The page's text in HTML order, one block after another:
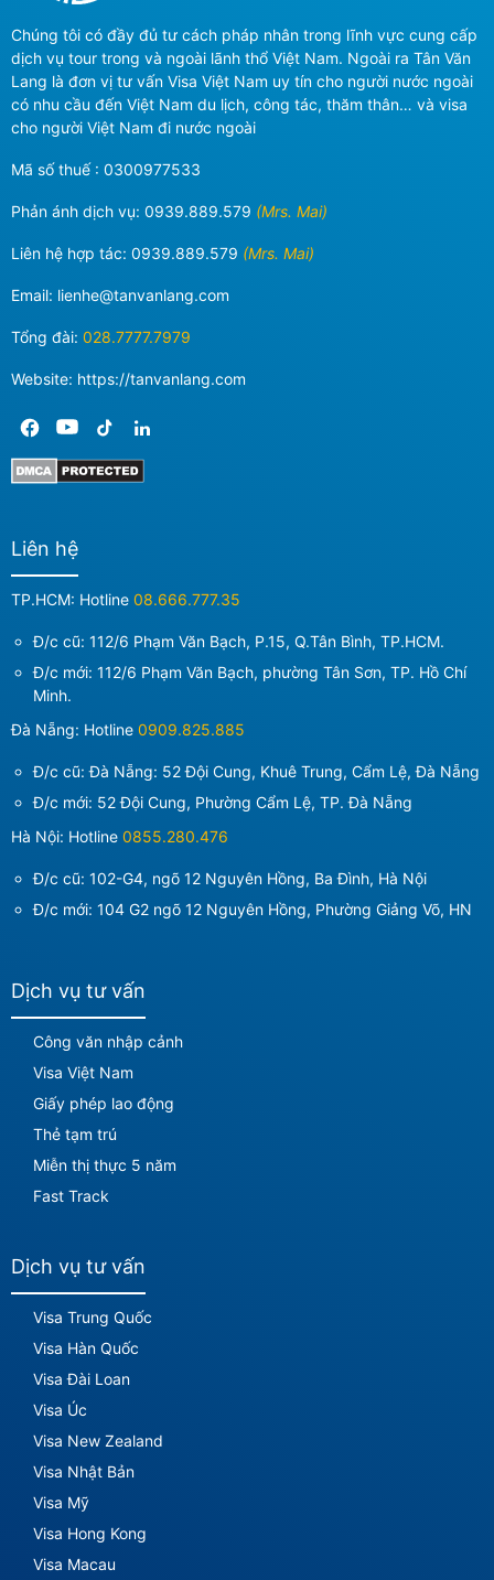
Chúng tôi có đầy đủ tư cách pháp nhân trong lĩnh vực cung cấp
dịch vụ tour trong và ngoài lãnh thổ Việt Nam. Ngoài ra Tân Văn
Lang là đơn vị tư vấn Visa Việt Nam uy tín cho người nước ngoài
có nhu cầu đến Việt Nam du lịch, công tác, thăm thân… và visa
cho người Việt Nam đi nước ngoài
Mã số thuế : 0300977533
Phản ánh dịch vụ: 0939.889.579 (Mrs. Mai)
Liên hệ hợp tác: 0939.889.579 (Mrs. Mai)
Email: lienhe@tanvanlang.com
Tổng đài: 028.7777.7979
Website: https://tanvanlang.com
Liên hệ
TP.HCM: Hotline 08.666.777.35
Đ/c cũ: 112/6 Phạm Văn Bạch, P.15, Q.Tân Bình, TP.HCM.
Đ/c mới: 112/6 Phạm Văn Bạch, phường Tân Sơn, TP. Hồ Chí
Minh.
Đà Nẵng: Hotline 0909.825.885
Đ/c cũ: Đà Nẵng: 52 Đội Cung, Khuê Trung, Cẩm Lệ, Đà Nẵng
Đ/c mới: 52 Đội Cung, Phường Cẩm Lệ, TP. Đà Nẵng
Hà Nội: Hotline 0855.280.476
Đ/c cũ: 102-G4, ngõ 12 Nguyên Hồng, Ba Đình, Hà Nội
Đ/c mới: 104 G2 ngõ 12 Nguyên Hồng, Phường Giảng Võ, HN
Dịch vụ tư vấn
Công văn nhập cảnh
Visa Việt Nam
Giấy phép lao động
Thẻ tạm trú
Miễn thị thực 5 năm
Fast Track
Dịch vụ tư vấn
Visa Trung Quốc
Visa Hàn Quốc
Visa Đài Loan
Visa Úc
Visa New Zealand
Visa Nhật Bản
Visa Mỹ
Visa Hong Kong
Visa Macau